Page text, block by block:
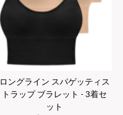
ロングライン スパゲッティス
トラップ ブラレット - 3着セ
ット